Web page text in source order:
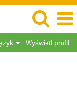
Wyświetl profil